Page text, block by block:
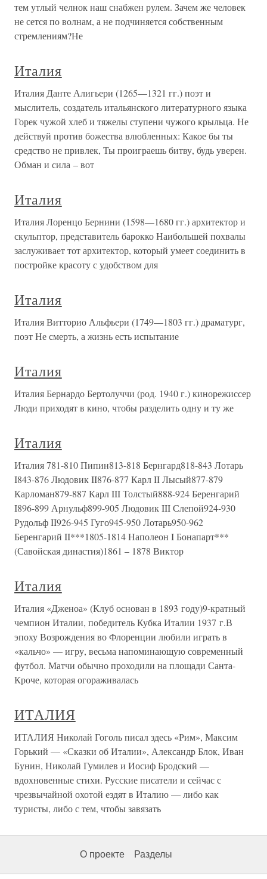
тем утлый челнок наш снабжен рулем. Зачем же человек
не сется по волнам, а не подчиняется собственным
стремлениям?Не
Италия
Италия Данте Алигьери (1265—1321 гг.) поэт и
мыслитель, создатель итальянского литературного языка
Горек чужой хлеб и тяжелы ступени чужого крыльца. Не
действуй против божества влюбленных: Какое бы ты
средство не привлек, Ты проиграешь битву, будь уверен.
Обман и сила – вот
Италия
Италия Лоренцо Бернини (1598—1680 гг.) архитектор и
скульптор, представитель барокко Наибольшей похвалы
заслуживает тот архитектор, который умеет соединить в
постройке красоту с удобством для
Италия
Италия Витторио Альфьери (1749—1803 гг.) драматург,
поэт Не смерть, а жизнь есть испытание
Италия
Италия Бернардо Бертолуччи (род. 1940 г.) кинорежиссер
Люди приходят в кино, чтобы разделить одну и ту же
Италия
Италия 781-810 Пипин813-818 Бернгард818-843 Лотарь
I843-876 Людовик II876-877 Карл II Лысый877-879
Карломан879-887 Карл III Толстый888-924 Беренгарий
I896-899 Арнульф899-905 Людовик III Слепой924-930
Рудольф II926-945 Гуго945-950 Лотарь950-962
Беренгарий II***1805-1814 Наполеон I Бонапарт***
(Савойская династия)1861 – 1878 Виктор
Италия
Италия «Дженоа» (Клуб основан в 1893 году)9-кратный
чемпион Италии, победитель Кубка Италии 1937 г.В
эпоху Возрождения во Флоренции любили играть в
«кальчо» — игру, весьма напоминающую современный
футбол. Матчи обычно проходили на площади Санта-
Кроче, которая огораживалась
ИТАЛИЯ
ИТАЛИЯ Николай Гоголь писал здесь «Рим», Максим
Горький — «Сказки об Италии», Александр Блок, Иван
Бунин, Николай Гумилев и Иосиф Бродский —
вдохновенные стихи. Русские писатели и сейчас с
чрезвычайной охотой ездят в Италию — либо как
туристы, либо с тем, чтобы завязать
О проекте Разделы